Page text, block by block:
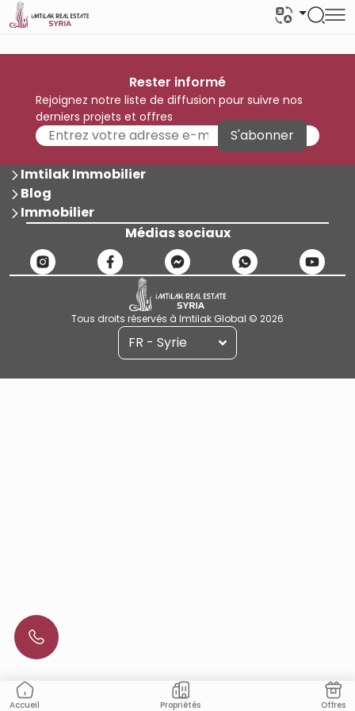
Accueil Propriétés Offres
Rester informé
Rejoignez notre liste de diffusion pour suivre nos
derniers projets et offres
S'abonner
Imtilak Immobilier
Blog
Immobilier
Médias sociaux
Tous droits réservés à Imtilak Global © 2026
FR - Syrie